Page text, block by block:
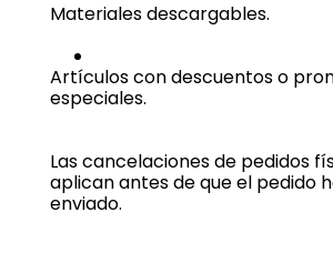
Materiales descargables.
Artículos con descuentos o
especiales.
Las cancelaciones de pedidos
aplican antes de que el pedido
enviado.